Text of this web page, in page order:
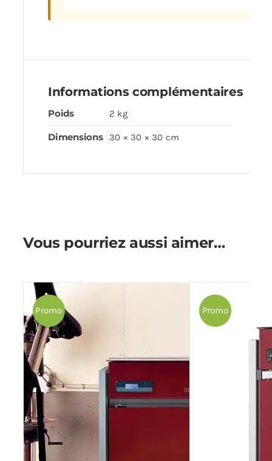
Informations complémentaires
Poids 2 kg
Dimensions 30 × 30 × 30 cm
Vous pourriez aussi aimer…
Promo Promo